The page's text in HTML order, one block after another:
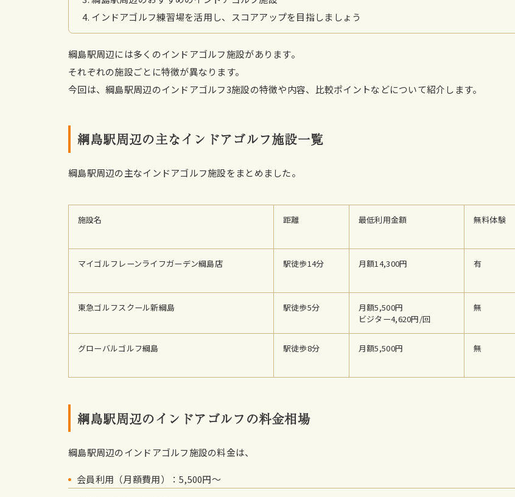
インドアゴルフ練習場を活用し、スコアアップを目指しましょう
綱島駅周辺には多くのインドアゴルフ施設があります。
それぞれの施設ごとに特徴が異なります。
今回は、綱島駅周辺のインドアゴルフ3施設の特徴や内容、比較ポイントなどについて紹介します。
綱島駅周辺の主なインドアゴルフ施設一覧
綱島駅周辺の主なインドアゴルフ施設をまとめました。
施設名 距離 最低利用金額 無料体験
マイゴルフレーンライフガーデン綱島店 駅徒歩14分 月額14,300円 有
東急ゴルフスクール新綱島 駅徒歩5分
月額5,500円
ビジター4,620円/回
無
グローバルゴルフ綱島 駅徒歩8分 月額5,500円 無
綱島駅周辺のインドアゴルフの料金相場
綱島駅周辺のインドアゴルフ施設の料金は、
会員利用（月額費用）：5,500円〜